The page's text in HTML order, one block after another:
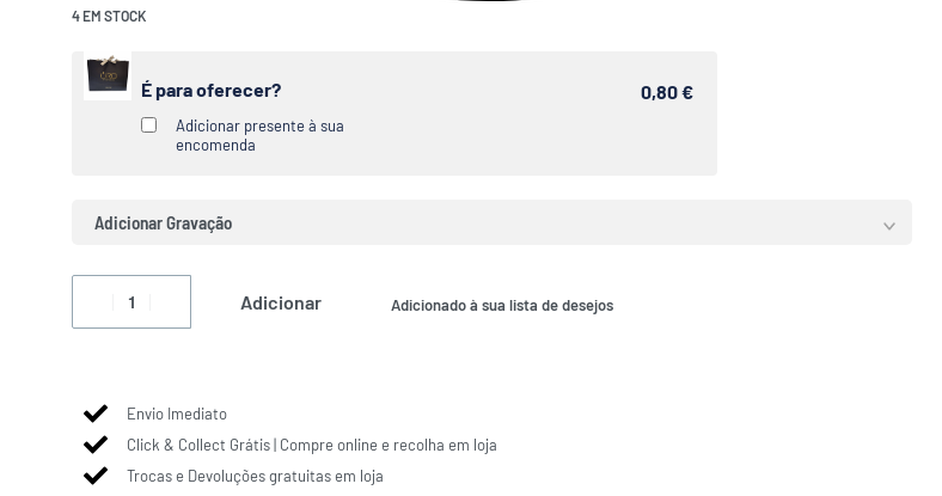
4 EM STOCK
É para oferecer?
Adicionar presente à sua
encomenda
0,80 €
Adicionar Gravação
Adicionar Adicionado à sua lista de desejos
Envio Imediato
Click & Collect Grátis | Compre online e recolha em loja
Trocas e Devoluções gratuitas em loja